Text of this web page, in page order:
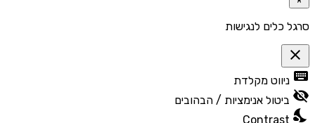
סרגל כלים לנגישות
close
פתיחה
וסגירה
של
תפריט
הנגישות
keyboard ניווט מקלדת
visibility_off ביטול אנימציות / הבהובים
nights_stay
Contrast